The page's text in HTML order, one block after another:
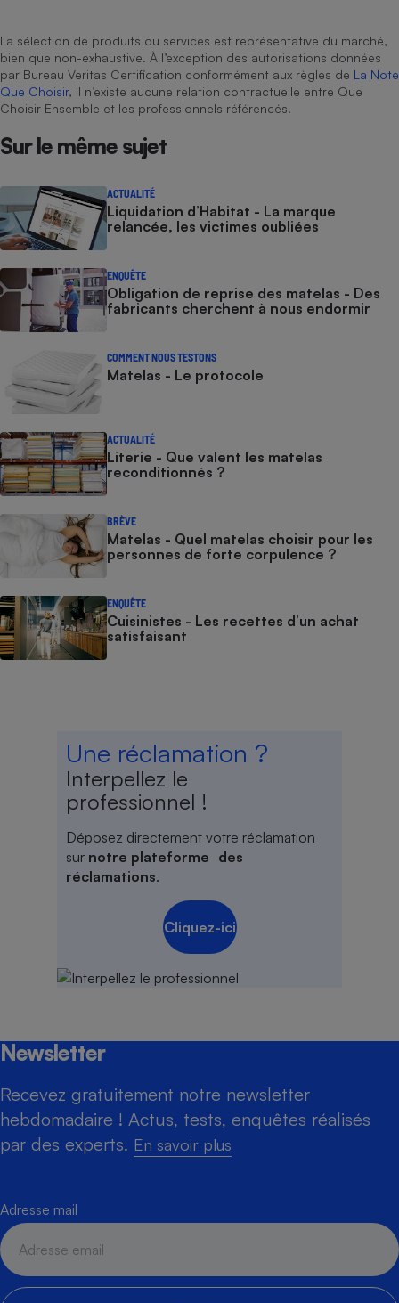
La sélection de produits ou services est représentative du marché,
bien que non-exhaustive. À l’exception des autorisations données
par Bureau Veritas Certification conformément aux règles de La Note
Que Choisir, il n’existe aucune relation contractuelle entre Que
Choisir Ensemble et les professionnels référencés.
Sur le même sujet
ACTUALITÉ
Liquidation d’Habitat - La marque
relancée, les victimes oubliées
ENQUÊTE
Obligation de reprise des matelas - Des
fabricants cherchent à nous endormir
COMMENT NOUS TESTONS
Matelas - Le protocole
ACTUALITÉ
Literie - Que valent les matelas
reconditionnés ?
BRÈVE
Matelas - Quel matelas choisir pour les
personnes de forte corpulence ?
ENQUÊTE
Cuisinistes - Les recettes d’un achat
satisfaisant
Une réclamation ?
Interpellez le
professionnel !
Déposez directement votre réclamation
sur notre plateforme des
réclamations.
Cliquez-ici
Newsletter
Recevez gratuitement notre newsletter
hebdomadaire ! Actus, tests, enquêtes réalisés
par des experts. En savoir plus
Adresse mail